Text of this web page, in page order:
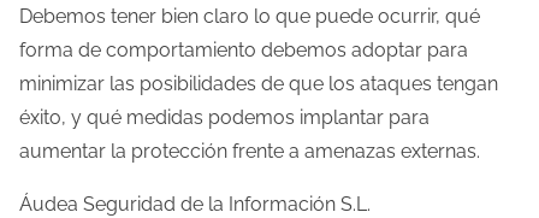
Debemos tener bien claro lo que puede ocurrir, qué
forma de comportamiento debemos adoptar para
minimizar las posibilidades de que los ataques tengan
éxito, y qué medidas podemos implantar para
aumentar la protección frente a amenazas externas.
Áudea Seguridad de la Información S.L.